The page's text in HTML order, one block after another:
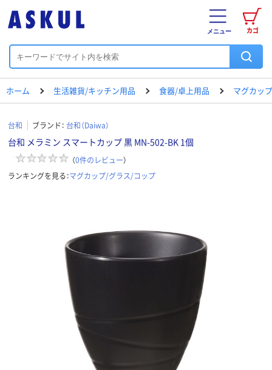
カゴ
メニュー
ホーム 生活雑貨/キッチン用品 食器/卓上用品 マグカッ
台和 ブランド： 台和（Daiwa）
台和 メラミン スマートカップ 黒 MN-502-BK 1個
（0件のレビュー）
ランキングを見る：マグカップ/グラス/コップ